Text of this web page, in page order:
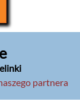
partnera